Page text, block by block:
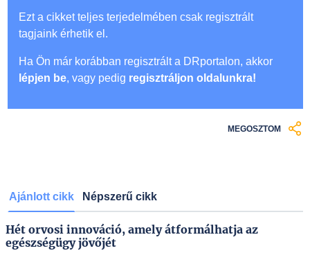
Ezt a cikket teljes terjedelmében csak regisztrált
tagjaink érhetik el.
Ha Ön már korábban regisztrált a DRportalon, akkor
lépjen be, vagy pedig regisztráljon oldalunkra!
MEGOSZTOM
Ajánlott cikk Népszerű cikk
Hét orvosi innováció, amely átformálhatja az
egészségügy jövőjét